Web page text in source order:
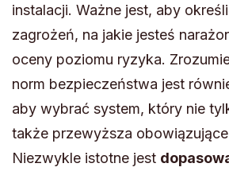
instalacji. Ważne jest, aby
zagrożeń, na jakie jesteś
oceny poziomu ryzyka.
norm bezpieczeństwa jest
aby wybrać system, który nie
także przewyższa
Niezwykle istotne jest